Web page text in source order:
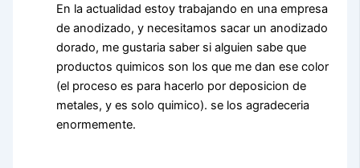
En la actualidad estoy trabajando en una empresa
de anodizado, y necesitamos sacar un anodizado
dorado, me gustaria saber si alguien sabe que
productos quimicos son los que me dan ese color
(el proceso es para hacerlo por deposicion de
metales, y es solo quimico). se los agradeceria
enormemente.